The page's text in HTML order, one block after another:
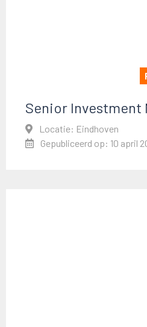
Senior Investment
Locatie: Eindhoven
Gepubliceerd op: 10 april